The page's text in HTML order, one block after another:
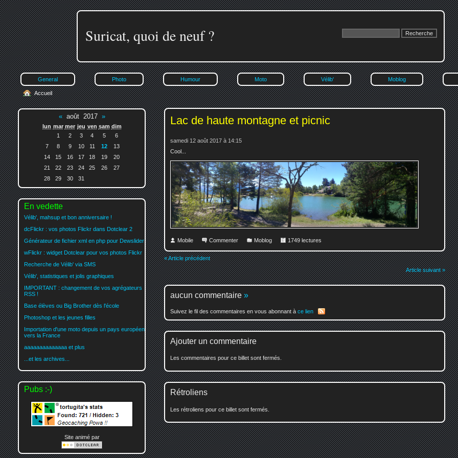
Suricat, quoi de neuf ?
General Photo Humour Moto Vélib' Moblog
Lac de haute montagne et picnic
samedi 12 août 2017 à 14:15
Cool...
Mobile Commenter Moblog 1749 lectures
« Article précédent
Article suivant »
aucun commentaire »
Suivez le fil des commentaires en vous abonnant à ce lien
Ajouter un commentaire
Les commentaires pour ce billet sont fermés.
Rétroliens
Les rétroliens pour ce billet sont fermés.
Accueil
«août 2017 »
lun mar mer jeu ven sam dim
1
2 3 4 5
6
7
8 9 10 11 12
13
14
15 16 17 18 19
20
21
22 23 24 25 26
27
28
29 30 31
En vedette
Vélib', mahsup et bon anniversaire !
dcFlickr : vos photos Flickr dans Dotclear 2
Générateur de fichier xml en php pour Dewslider
wFlickr : widget Dotclear pour vos photos Flickr
Recherche de Vélib' via SMS
Vélib', statistiques et jolis graphiques
IMPORTANT : changement de vos agrégateurs
RSS !
Base élèves ou Big Brother dès l'école
Photoshop et les jeunes filles
Importation d'une moto depuis un pays européen
vers la France
aaaaaaaaaaaaaa et plus
...et les archives...
Pubs :-)
Site animé par